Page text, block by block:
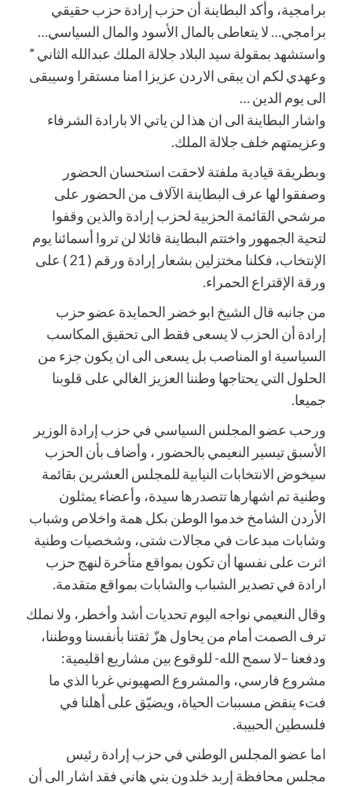
برامجية، وأكد البطاينة أن حزب إرادة حزب حقيقي
برامجي… لا يتعاطى بالمال الأسود والمال السياسي…
واستشهد بمقولة سيد البلاد جلالة الملك عبدالله الثاني ”
وعهدي لكم ان يبقى الاردن عزيزا امنا مستقرا وسيبقى
الى يوم الدين …
واشار البطاينة الى ان هذا لن ياتي الا بارادة الشرفاء
وعزيمتهم خلف جلالة الملك.
وبطريقة قيادية ملفتة لاحقت استحسان الحضور
وصفقوا لها عرف البطاينة الآلاف من الحضور على
مرشحي القائمة الحزبية لحزب إرادة والذين وقفوا
لتحية الجمهور واختتم البطاينة قائلا لن تروا أسمائنا يوم
الإنتخاب، فكلنا مختزلين بشعار إرادة ورقم ( 21 ) على
ورقة الإقتراع الحمراء.
من جانبه قال الشيخ ابو خضر الحمايدة عضو حزب
إرادة أن الحزب لا يسعى فقط الى تحقيق المكاسب
السياسية او المناصب بل يسعى الى ان يكون جزء من
الحلول التي يحتاجها وطننا العزيز الغالي على قلوبنا
جميعا.
ورحب عضو المجلس السياسي في حزب إرادة الوزير
الأسبق تيسير النعيمي بالحضور ، وأضاف بأن الحزب
سيخوض الانتخابات النيابية للمجلس العشرين بقائمة
وطنية تم اشهارها تتصدرها سيدة، وأعضاء يمثلون
الأردن الشامخ خدموا الوطن بكل همة واخلاص وشباب
وشابات مبدعات في مجالات شتى، وشخصيات وطنية
اثرت على نفسها أن تكون بمواقع متأخرة لنهج حزب
ارادة في تصدير الشباب والشابات بمواقع متقدمة.
وقال النعيمي نواجه اليوم تحديات أشد وأخطر، ولا نملك
ترف الصمت أمام من يحاول هزّ ثقتنا بأنفسنا ووطننا،
ودفعنا –لا سمح الله- للوقوع بين مشاريع اقليمية:
مشروع فارسي، والمشروع الصهيوني غربا الذي ما
فتء ينقض مسببات الحياة، ويضيّق على أهلنا في
فلسطين الحبيبة.
اما عضو المجلس الوطني في حزب إرادة رئيس
مجلس محافظة إربد خلدون بني هاني فقد اشار الى أن